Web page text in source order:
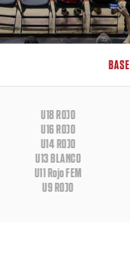
BASE
U18 ROJO
U16 ROJO
U14 ROJO
U13 BLANCO
U11 Rojo FEM
U9 ROJO